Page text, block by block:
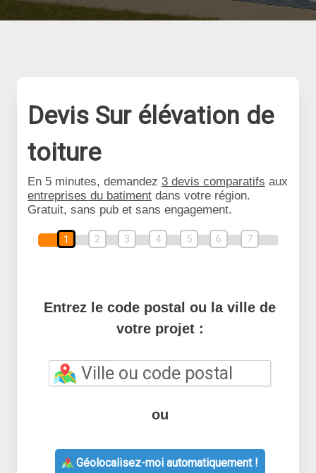
Devis Sur élévation de
toiture
En 5 minutes, demandez 3 devis comparatifs aux
entreprises du batiment dans votre région.
Gratuit, sans pub et sans engagement.
1 2 3 4 5 6 7
Entrez le code postal ou la ville de
votre projet :
ou
Géolocalisez-moi automatiquement !